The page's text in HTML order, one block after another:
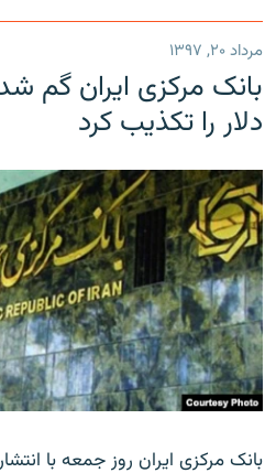
مرداد ۲۰, ۱۳۹۷
دلار را تکذیب کرد
بانک مرکزی ایران روز جمعه با